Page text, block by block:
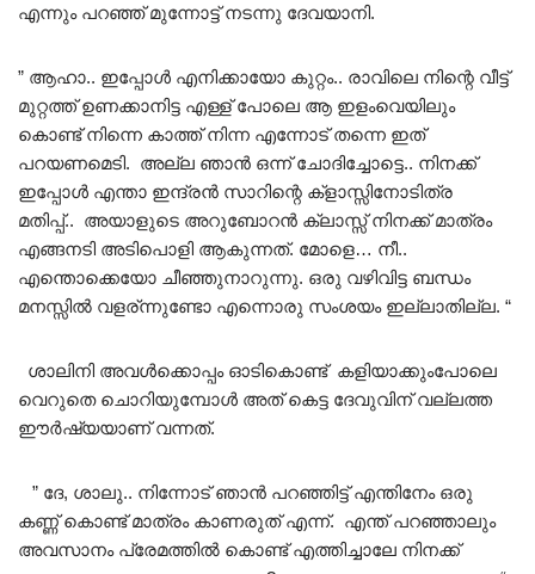
എന്നും പറഞ്ഞ് മുന്നോട്ട് നടന്നു ദേവയാനി.
” ആഹാ.. ഇപ്പോൾ എനിക്കായോ കുറ്റം.. രാവിലെ നിന്റെ വീട്ട്
മുറ്റത്ത്‌ ഉണക്കാനിട്ട എള്ള് പോലെ ആ ഇളംവെയിലും
കൊണ്ട് നിന്നെ കാത്ത് നിന്ന എന്നോട് തന്നെ ഇത്
പറയണമെടി. അല്ല ഞാൻ ഒന്ന് ചോദിച്ചോട്ടെ.. നിനക്ക്
ഇപ്പോൾ എന്താ ഇന്ദ്രൻ സാറിന്റെ ക്ളാസ്സിനോടിത്ര
മതിപ്പ്.. അയാളുടെ അറുബോറൻ ക്ലാസ്സ് നിനക്ക് മാത്രം
എങ്ങനടി അടിപൊളി ആകുന്നത്. മോളെ… നീ..
എന്തൊക്കെയോ ചീഞ്ഞുനാറുന്നു. ഒരു വഴിവിട്ട ബന്ധം
മനസ്സിൽ വളര്ന്നുണ്ടോ എന്നൊരു സംശയം ഇല്ലാതില്ല. “
ശാലിനി അവൾക്കൊപ്പം ഓടികൊണ്ട് കളിയാക്കുംപോലെ
വെറുതെ ചൊറിയുമ്പോൾ അത്‌ കെട്ട ദേവുവിന് വല്ലത്ത
ഈർഷ്യയാണ് വന്നത്.
” ദേ, ശാലു.. നിന്നോട് ഞാൻ പറഞ്ഞിട്ട് എന്തിനേം ഒരു
കണ്ണ് കൊണ്ട് മാത്രം കാണരുത് എന്ന്. എന്ത് പറഞ്ഞാലും
അവസാനം പ്രേമത്തിൽ കൊണ്ട് എത്തിച്ചാലേ നിനക്ക്